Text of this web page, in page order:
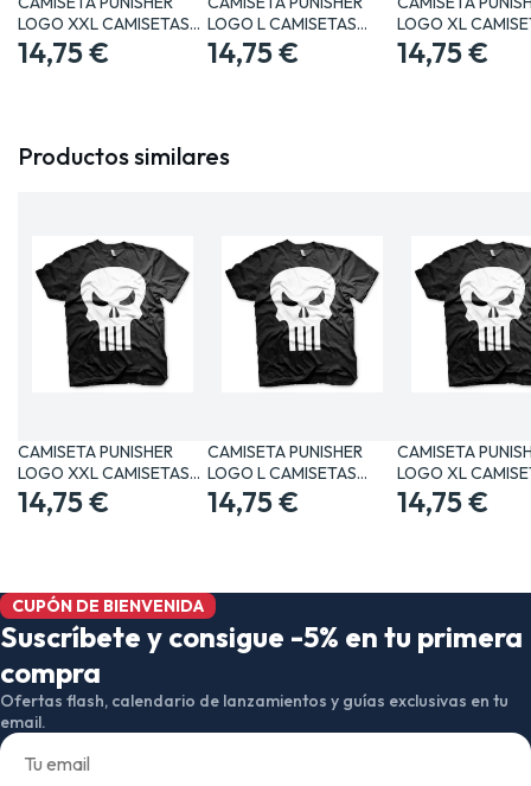
LOGO XXL CAMISETAS
MANGA /…
14,75 €
LOGO L CAMISETAS
MANGA /…
14,75 €
LOGO XL
MANGA /…
14,75 €
Productos similares
CAMISETA PUNISHER
LOGO XXL CAMISETAS
MANGA /…
14,75 €
CAMISETA PUNISHER
LOGO L CAMISETAS
MANGA /…
14,75 €
CAMISETA
LOGO XL
MANGA /…
14,75 €
CUPÓN DE BIENVENIDA
Suscríbete y consigue -5% en tu primera
compra
Ofertas flash, calendario de lanzamientos y guías exclusivas en tu
email.